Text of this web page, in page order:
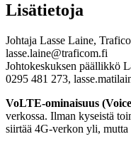
Lisätietoja
Johtaja Lasse Laine,
lasse.laine@traficom.fi
Johtokeskuksen päällikkö
0295 481 273,
VoLTE-ominaisuus
verkossa. Ilman kyseistä
siirtää 4G-verkon yli,